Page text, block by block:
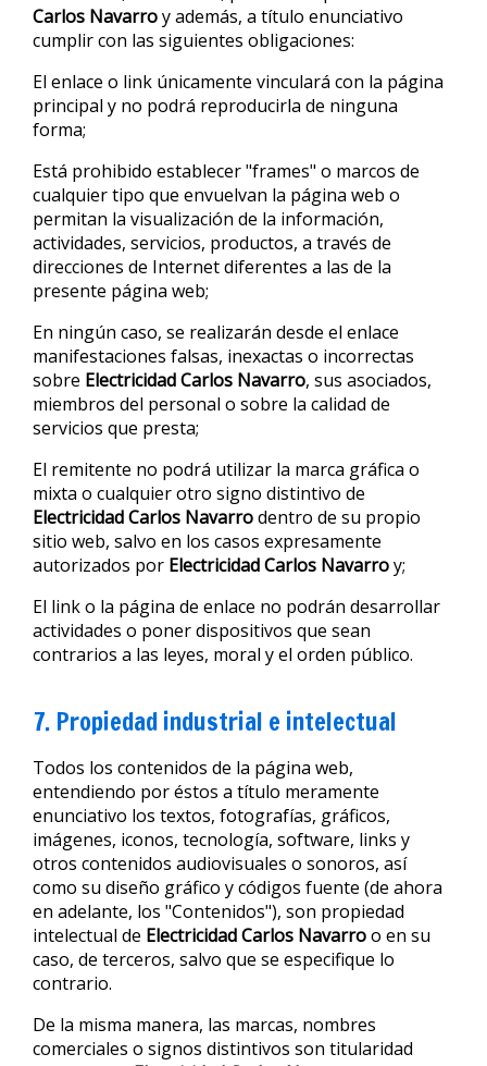
Carlos Navarroy además, a título enunciativo
cumplir con las siguientes obligaciones:
El enlace o link únicamente vinculará con la página
principal y no podrá reproducirla de ninguna
forma;
Está prohibido establecer "frames" o marcos de
cualquier tipo que envuelvan la página web o
permitan la visualización de la información,
actividades, servicios, productos, a través de
direcciones de Internet diferentes a las de la
presente página web;
En ningún caso, se realizarán desde el enlace
manifestaciones falsas, inexactas o incorrectas
sobre Electricidad Carlos Navarro, sus asociados,
miembros del personal o sobre la calidad de
servicios que presta;
El remitente no podrá utilizar la marca gráfica o
mixta o cualquier otro signo distintivo de
Electricidad Carlos Navarrodentro de su propio
sitio web, salvo en los casos expresamente
autorizados por Electricidad Carlos Navarroy;
El link o la página de enlace no podrán desarrollar
actividades o poner dispositivos que sean
contrarios a las leyes, moral y el orden público.
7. Propiedad industrial e intelectual
Todos los contenidos de la página web,
entendiendo por éstos a título meramente
enunciativo los textos, fotografías, gráficos,
imágenes, iconos, tecnología, software, links y
otros contenidos audiovisuales o sonoros, así
como su diseño gráfico y códigos fuente (de ahora
en adelante, los "Contenidos"), son propiedad
intelectual de Electricidad Carlos Navarroo en su
caso, de terceros, salvo que se especifique lo
contrario.
De la misma manera, las marcas, nombres
comerciales o signos distintivos son titularidad